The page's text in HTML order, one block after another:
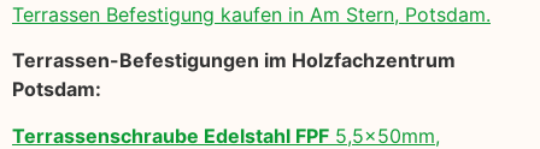
Terrassen Befestigung kaufen in Am Stern, Potsdam.
Terrassen-Befestigungen im Holzfachzentrum
Potsdam:
Terrassenschraube Edelstahl FPF 5,5x50mm,